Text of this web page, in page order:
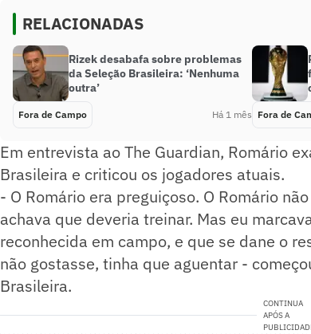
RELACIONADAS
Rizek desabafa sobre problemas
da Seleção Brasileira: ‘Nenhuma
outra’
Fora de Campo Há 1 mês Fora de
Em entrevista ao The Guardian, Romário
Brasileira e criticou os jogadores atuais.
- O Romário era preguiçoso. O Romário
achava que deveria treinar. Mas eu
reconhecida em campo, e que se dane o
não gostasse, tinha que aguentar -
Brasileira.
CONTINUA
APÓS A